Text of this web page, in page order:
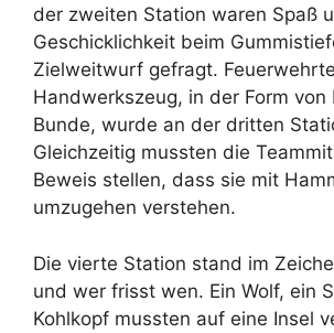
der zweiten Station waren Spaß
Geschicklichkeit beim
Zielweitwurf gefragt.
Handwerkszeug, in der Form von
Bunde, wurde an der dritten
Gleichzeitig mussten die
Beweis stellen, dass sie mit
umzugehen verstehen.
Die vierte Station stand im
und wer frisst wen. Ein Wolf, ein
Kohlkopf mussten auf eine Insel